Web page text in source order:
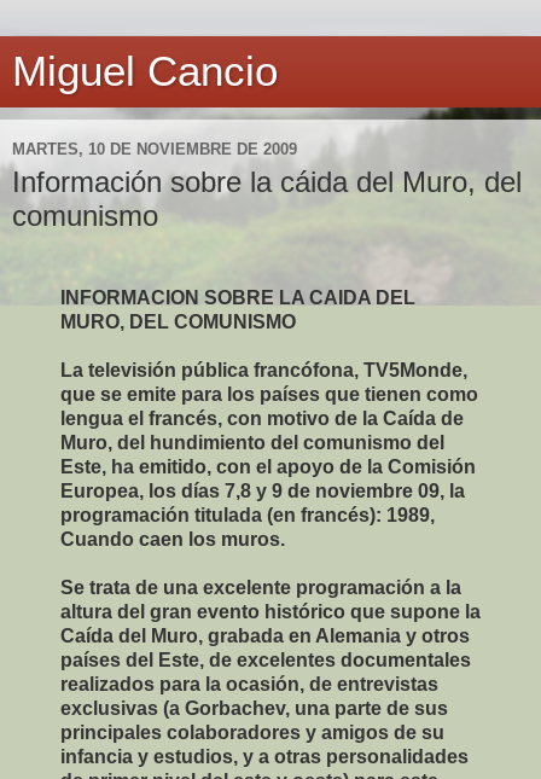
Miguel Cancio
MARTES, 10 DE NOVIEMBRE DE 2009
Información sobre la cáida del Muro, del
comunismo
INFORMACION SOBRE LA CAIDA DEL
MURO, DEL COMUNISMO
La televisión pública francófona, TV5Monde,
que se emite para los países que tienen como
lengua el francés, con motivo de la Caída de
Muro, del hundimiento del comunismo del
Este, ha emitido, con el apoyo de la Comisión
Europea, los días 7,8 y 9 de noviembre 09, la
programación titulada (en francés): 1989,
Cuando caen los muros.
Se trata de una excelente programación a la
altura del gran evento histórico que supone la
Caída del Muro, grabada en Alemania y otros
países del Este, de excelentes documentales
realizados para la ocasión, de entrevistas
exclusivas (a Gorbachev, una parte de sus
principales colaboradores y amigos de su
infancia y estudios, y a otras personalidades